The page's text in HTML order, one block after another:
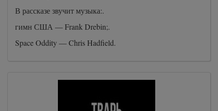
В рассказе звучит музыка:.
гимн США — Frank Drebin;.
Space Oddity — Chris Hadfield.